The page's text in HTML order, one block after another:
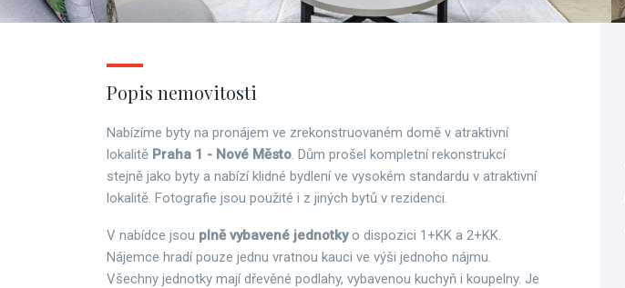
Popis nemovitosti
Nabízíme byty na pronájem ve zrekonstruovaném domě v atraktivní
lokalitě Praha 1 - Nové Město. Dům prošel kompletní rekonstrukcí
stejně jako byty a nabízí klidné bydlení ve vysokém standardu v atraktivní
lokalitě. Fotografie jsou použité i z jiných bytů v rezidenci.
V nabídce jsou plně vybavené jednotkyo dispozici 1+KK a 2+KK.
Nájemce hradí pouze jednu vratnou kauci ve výši jednoho nájmu.
Všechny jednotky mají dřevěné podlahy, vybavenou kuchyň i koupelny. Je